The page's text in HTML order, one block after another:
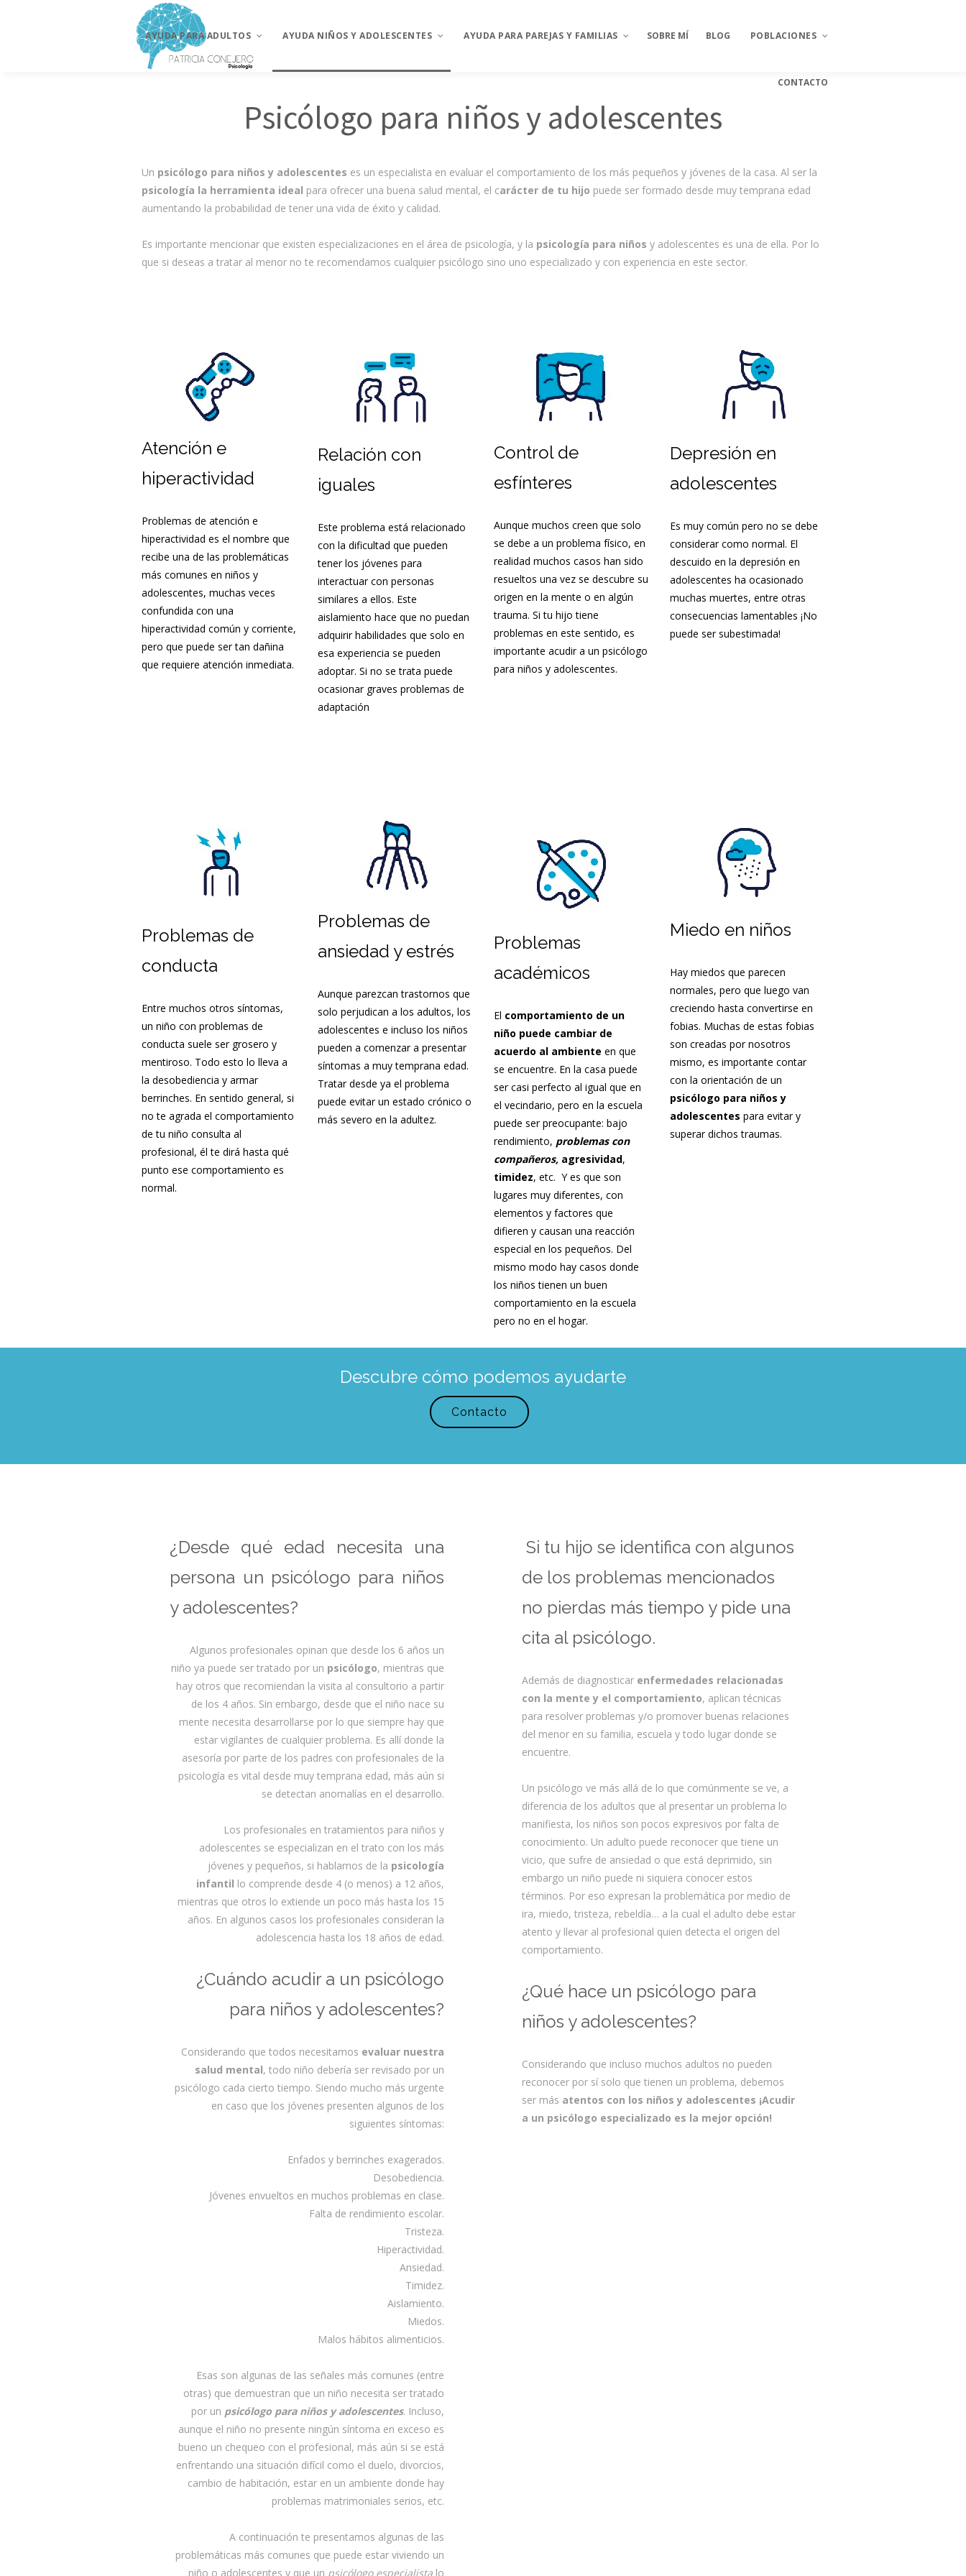
AYUDA PARA ADULTOS
Depresión
alimentación
Fobias y miedos
Trastornos sexuales
AYUDA NIÑOS Y ADOLESCENTES
Niños y adolescentes
Problemas escolares y
Problemas de ansiedad
Dificultades en el control
de esfínteres
AYUDA PARA PAREJAS Y FAMILIAS
Pareja y familia
Problemas sexuales de
pareja
Problemas de atención e
SOBRE MÍ BLOG POBLACIONES
Psicólogos en Jarafuel
Psicólogos en Jalance
Psicólogos en Caudete
Psicólogos en Ayora
Psicólogos en Almansa
Psicólogos en Albacete
Psicólogos en Font de la
Figuera
Psicólogos en Yecla
CONTACTO
Psicólogo para niños y adolescentes
Un psicólogo para niños y adolescentes es un especialista en evaluar el comportamiento de los más pequeños y jóvenes de la casa. Al ser la
psicología la herramienta ideal para ofrecer una buena salud mental, el carácter de tu hijo puede ser formado desde muy temprana edad
aumentando la probabilidad de tener una vida de éxito y calidad.
Es importante mencionar que existen especializaciones en el área de psicología, y la psicología para niños y adolescentes es una de ella. Por lo
que si deseas a tratar al menor no te recomendamos cualquier psicólogo sino uno especializado y con experiencia en este sector.
Atención e
hiperactividad
Problemas de atención e
hiperactividad es el nombre que
recibe una de las problemáticas
más comunes en niños y
adolescentes, muchas veces
confundida con una
hiperactividad común y corriente,
pero que puede ser tan dañina
que requiere atención inmediata.
Relación con
iguales
Este problema está relacionado
con la dificultad que pueden
tener los jóvenes para
interactuar con personas
similares a ellos. Este
aislamiento hace que no puedan
adquirir habilidades que solo en
esa experiencia se pueden
adoptar. Si no se trata puede
ocasionar graves problemas de
adaptación
Control de
esfínteres
Aunque muchos creen que solo
se debe a un problema físico, en
realidad muchos casos han sido
resueltos una vez se descubre su
origen en la mente o en algún
trauma. Si tu hijo tiene
problemas en este sentido, es
importante acudir a un psicólogo
para niños y adolescentes.
Depresión en
adolescentes
Es muy común pero no se debe
considerar como normal. El
descuido en la depresión en
adolescentes ha ocasionado
muchas muertes, entre otras
consecuencias lamentables ¡No
puede ser subestimada!
Problemas de
conducta
Entre muchos otros síntomas,
un niño con problemas de
conducta suele ser grosero y
mentiroso. Todo esto lo lleva a
la desobediencia y armar
berrinches. En sentido general, si
no te agrada el comportamiento
de tu niño consulta al
profesional, él te dirá hasta qué
punto ese comportamiento es
normal.
Problemas de
ansiedad y estrés
Aunque parezcan trastornos que
solo perjudican a los adultos, los
adolescentes e incluso los niños
pueden a comenzar a presentar
síntomas a muy temprana edad.
Tratar desde ya el problema
puede evitar un estado crónico o
más severo en la adultez.
Problemas
académicos
El comportamiento de un
niño puede cambiar de
acuerdo al ambiente en que
se encuentre. En la casa puede
ser casi perfecto al igual que en
el vecindario, pero en la escuela
puede ser preocupante: bajo
rendimiento, problemas con
compañeros, agresividad,
timidez, etc. Y es que son
lugares muy diferentes, con
elementos y factores que
difieren y causan una reacción
especial en los pequeños. Del
mismo modo hay casos donde
los niños tienen un buen
comportamiento en la escuela
pero no en el hogar.
Miedo en niños
Hay miedos que parecen
normales, pero que luego van
creciendo hasta convertirse en
fobias. Muchas de estas fobias
son creadas por nosotros
mismo, es importante contar
con la orientación de un
psicólogo para niños y
adolescentes para evitar y
superar dichos traumas.
Descubre cómo podemos ayudarte
Contacto
¿Desde qué edad necesita una
persona un psicólogo para niños
y adolescentes?
Algunos profesionales opinan que desde los 6 años un
niño ya puede ser tratado por un psicólogo, mientras que
hay otros que recomiendan la visita al consultorio a partir
de los 4 años. Sin embargo, desde que el niño nace su
mente necesita desarrollarse por lo que siempre hay que
estar vigilantes de cualquier problema. Es allí donde la
asesoría por parte de los padres con profesionales de la
psicología es vital desde muy temprana edad, más aún si
se detectan anomalías en el desarrollo.
Los profesionales en tratamientos para niños y
adolescentes se especializan en el trato con los más
jóvenes y pequeños, si hablamos de la psicología
infantil lo comprende desde 4 (o menos) a 12 años,
mientras que otros lo extiende un poco más hasta los 15
años. En algunos casos los profesionales consideran la
adolescencia hasta los 18 años de edad.
¿Cuándo acudir a un psicólogo
para niños y adolescentes?
Considerando que todos necesitamos evaluar nuestra
salud mental, todo niño debería ser revisado por un
psicólogo cada cierto tiempo. Siendo mucho más urgente
en caso que los jóvenes presenten algunos de los
siguientes síntomas:
Enfados y berrinches exagerados.
Desobediencia.
Jóvenes envueltos en muchos problemas en clase.
Falta de rendimiento escolar.
Tristeza.
Hiperactividad.
Ansiedad.
Timidez.
Aislamiento.
Miedos.
Malos hábitos alimenticios.
Esas son algunas de las señales más comunes (entre
otras) que demuestran que un niño necesita ser tratado
por un psicólogo para niños y adolescentes. Incluso,
aunque el niño no presente ningún síntoma en exceso es
bueno un chequeo con el profesional, más aún si se está
enfrentando una situación difícil como el duelo, divorcios,
cambio de habitación, estar en un ambiente donde hay
problemas matrimoniales serios, etc.
A continuación te presentamos algunas de las
problemáticas más comunes que puede estar viviendo un
niño o adolescentes y que un psicólogo especialistalo
Si tu hijo se identifica con algunos
de los problemas mencionados
no pierdas más tiempo y pide una
cita al psicólogo.
Además de diagnosticar enfermedades relacionadas
con la mente y el comportamiento, aplican técnicas
para resolver problemas y/o promover buenas relaciones
del menor en su familia, escuela y todo lugar donde se
encuentre.
Un psicólogo ve más allá de lo que comúnmente se ve, a
diferencia de los adultos que al presentar un problema lo
manifiesta, los niños son pocos expresivos por falta de
conocimiento. Un adulto puede reconocer que tiene un
vicio, que sufre de ansiedad o que está deprimido, sin
embargo un niño puede ni siquiera conocer estos
términos. Por eso expresan la problemática por medio de
ira, miedo, tristeza, rebeldía… a la cual el adulto debe estar
atento y llevar al profesional quien detecta el origen del
comportamiento.
¿Qué hace un psicólogo para
niños y adolescentes?
Considerando que incluso muchos adultos no pueden
reconocer por sí solo que tienen un problema, debemos
ser más atentos con los niños y adolescentes ¡Acudir
a un psicólogo especializado es la mejor opción!